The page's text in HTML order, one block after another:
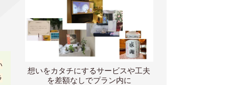
想いをカタチにするサービスや工夫
を差額なしでプラン内に